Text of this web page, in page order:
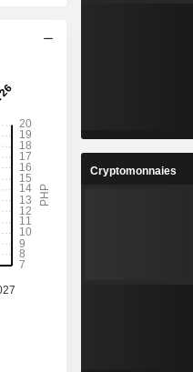
Cryptomonnaies